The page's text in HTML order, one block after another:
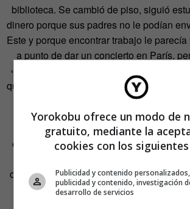
biblioteca. Se cambió de piso, siguió
dinero porque sus padres no le podían
Este y porque encontrar trabajo le
a punto de dar un concierto en París,
«Cada día, mi miedo a ser perseguido
que algo le pudiera pasar a mi padre,
la carta.
Al final, volvió al lado oriental.
escuela de música. Se puso enfermo de
consuelo en la religión, lo que hizo que
varias veces. Le daba miedo contactar
Yorokobu ofrece un modo de
gratuito, mediante la
cookies con los
Publicidad y contenido
publicidad y contenido, investigación
desarrollo de servicios